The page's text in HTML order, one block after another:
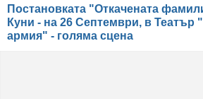
Постановката "Откачената
Куни - на 26 Септември, в Театър
армия" - голяма сцена